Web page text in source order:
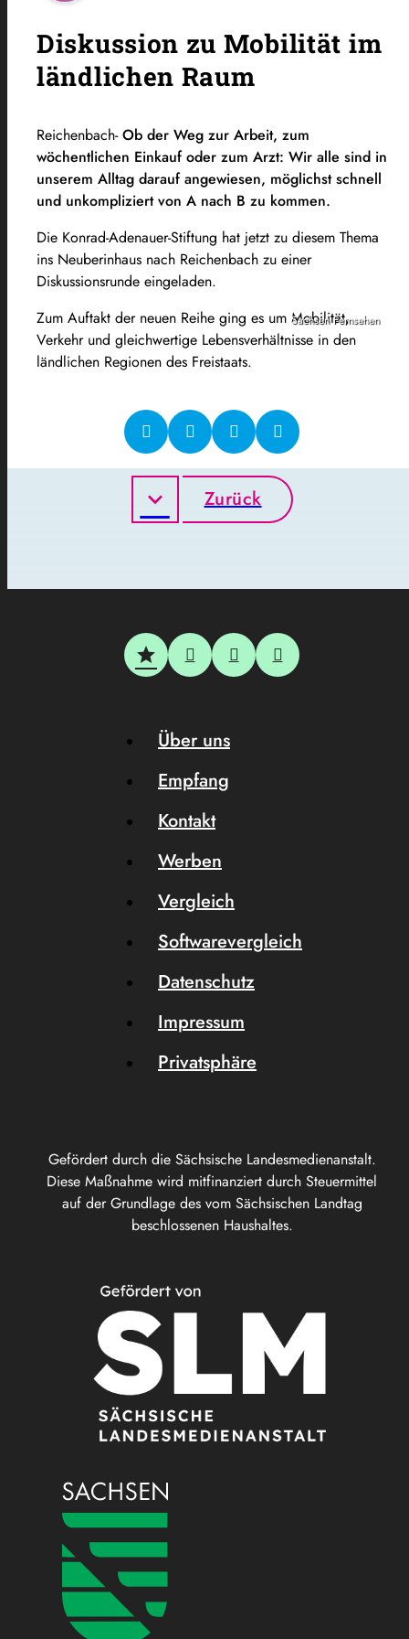
Diskussion zu Mobilität im
ländlichen Raum
Reichenbach-Ob der Weg zur Arbeit, zum
wöchentlichen Einkauf oder zum Arzt: Wir alle sind in
unserem Alltag darauf angewiesen, möglichst schnell
und unkompliziert von A nach B zu kommen.
Die Konrad-Adenauer-Stiftung hat jetzt zu diesem Thema
ins Neuberinhaus nach Reichenbach zu einer
Diskussionsrunde eingeladen.
Sachsen Fernsehen
Zum Auftakt der neuen Reihe ging es um Mobilität,
Verkehr und gleichwertige Lebensverhältnisse in den
ländlichen Regionen des Freistaats.
Zurück
Gefördert durch die Sächsische Landesmedienanstalt.
Diese Maßnahme wird mitfinanziert durch Steuermittel
auf der Grundlage des vom Sächsischen Landtag
beschlossenen Haushaltes.
Über uns
Empfang
Kontakt
Werben
Vergleich
Softwarevergleich
Datenschutz
Impressum
Privatsphäre